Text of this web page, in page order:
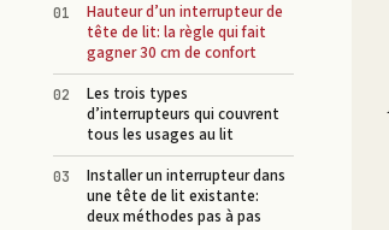
Hauteur d’un interrupteur de
tête de lit: la règle qui fait
gagner 30 cm de confort
Les trois types
d’interrupteurs qui couvrent
tous les usages au lit
Installer un interrupteur dans
une tête de lit existante:
deux méthodes pas à pas